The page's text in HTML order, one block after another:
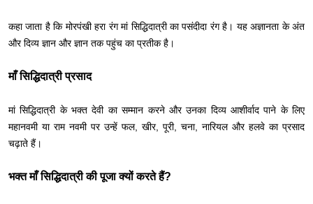
कहा जाता है कि मोरपंखी हरा रंग मां सिद्धिदात्री का पसंदीदा रंग है। यह अज्ञानता के अंत
और दिव्य ज्ञान और ज्ञान तक पहुंच का प्रतीक है।
माँ सिद्धिदात्री प्रसाद
मां सिद्धिदात्री के भक्त देवी का सम्मान करने और उनका दिव्य आशीर्वाद पाने के लिए
महानवमी या राम नवमी पर उन्हें फल, खीर, पूरी, चना, नारियल और हलवे का प्रसाद
चढ़ाते हैं।
भक्त माँ सिद्धिदात्री की पूजा क्यों करते हैं?